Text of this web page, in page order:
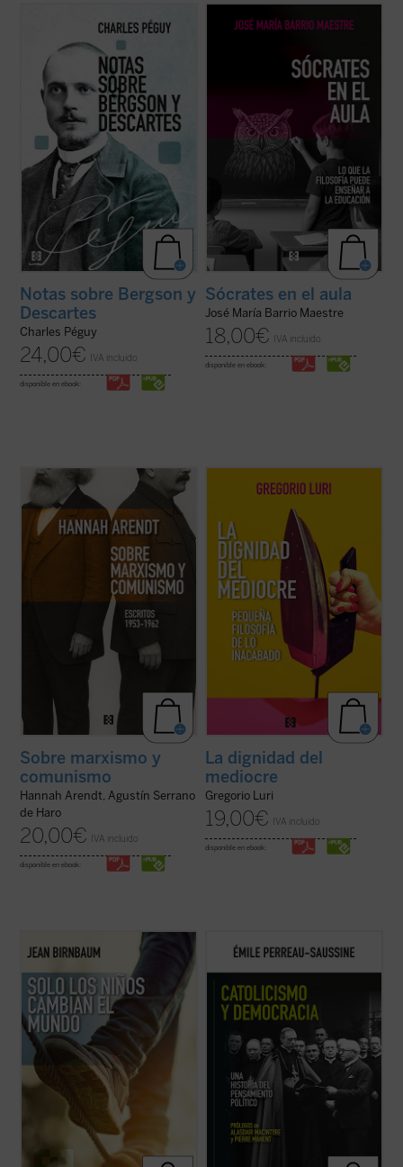
Charles Péguy antes de su muerte trágica
en el frente de la Primera Guerra Mundial:
Nota sobre Henri Bergson y la filosofía
bergsoniana
Nota conjunta sobre
Descartes y la filosofía ...(ver ficha)
Notas sobre Bergson y
Descartes
Charles Péguy
24,00€ IVA incluido
disponible en ebook:
Frente a la tecnificación del aprendizaje y
los eslóganes pedagógicos, este libro
saber. Una obra inspiradora que devuelve
esperanza y sentido a la docencia: ...(ver
Sócrates en el aula
José María Barrio Maestre
18,00€ IVA incluido
disponible en ebook:
Este libro no solo recupera una faceta
menos conocida —pero crucial— de una de
las mentes más incisivas del siglo XX, sino
que también ofrece herramientas
esenciales para pensar nuestro presente.
Porque, como muestra Arendt, entender ...
(ver ficha)
Sobre marxismo y
comunismo
Hannah Arendt, Agustín Serrano
de Haro
20,00€ IVA incluido
disponible en ebook:
Gregorio Luri nos conduce por un viaje
filosófico para mostrarnos que nuestra
y la divinidad, entre el ser y la nada— es, en
realidad, la fuente de nuestra dignidad. Un
canto a la condición ...(ver ficha)
La dignidad del
mediocre
Gregorio Luri
19,00€ IVA incluido
disponible en ebook:
Birnbaum retoma, tras El coraje del matiz
el pulso de la política y la introspección con
una pregunta aparentemente sencilla: ¿qué
sucede cuando llega un hijo al mundo?
Desde Rosa Luxemburgo hasta Hannah
Arendt, pasando por Roland ...
Catolicismo y democracia
evolución del pensamiento político católico
Iglesia respondió a la democracia liberal,
un sistema para el que no ... (ver ficha)